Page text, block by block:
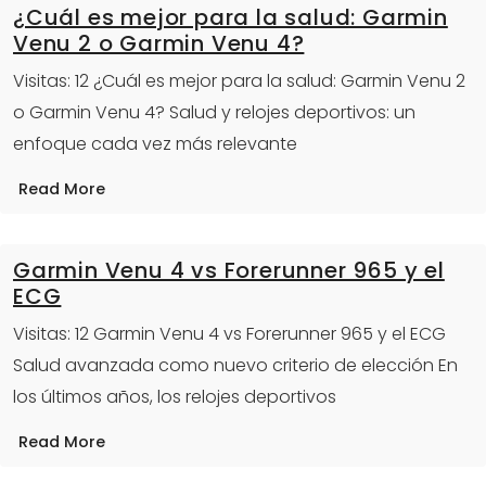
¿Cuál es mejor para la salud: Garmin
Venu 2 o Garmin Venu 4?
Visitas: 12 ¿Cuál es mejor para la salud: Garmin Venu 2
o Garmin Venu 4? Salud y relojes deportivos: un
enfoque cada vez más relevante
Read More
Garmin Venu 4 vs Forerunner 965 y el
ECG
Visitas: 12 Garmin Venu 4 vs Forerunner 965 y el ECG
Salud avanzada como nuevo criterio de elección En
los últimos años, los relojes deportivos
Read More